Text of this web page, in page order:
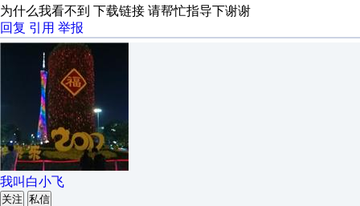
为什么我看不到 下载链接 请帮忙指导下谢谢
回复 引用 举报
我叫白小飞
关注 私信